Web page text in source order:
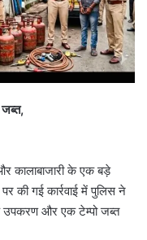
कालाबाजारी के एक बड़े
की गई कार्रवाई में पुलिस ने
और एक टेम्पो जब्त